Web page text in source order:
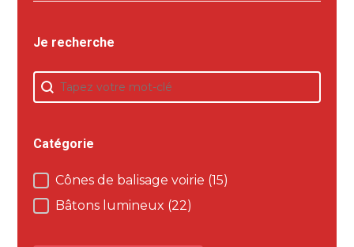
Je recherche
Je recherche
Je recherche
Catégorie
Catégorie
Cônes de balisage voirie (15)
Bâtons lumineux (22)